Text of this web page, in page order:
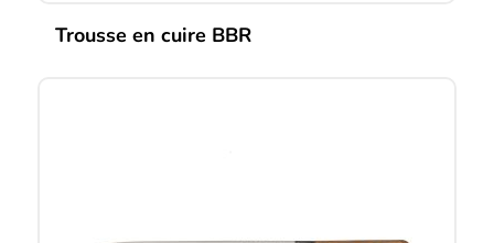
Trousse en cuire BBR